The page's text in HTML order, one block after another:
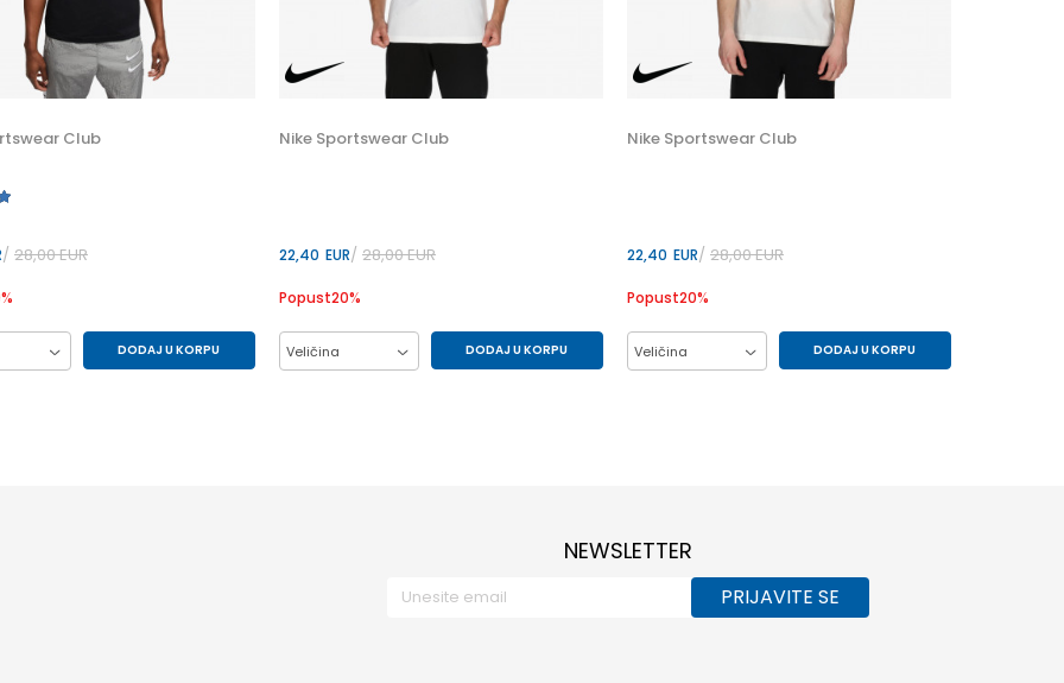
Club
28,00EUR
%
DODAJ U KORPU
Nike Sportswear Club
22,40 EUR 28,00EUR
Popust20%
Veličina DODAJ U KORPU
Nike Sportswear Club
22,40 EUR 28,00EUR
Popust20%
Veličina DODAJ U KORPU
NEWSLETTER
PRIJAVITE SE